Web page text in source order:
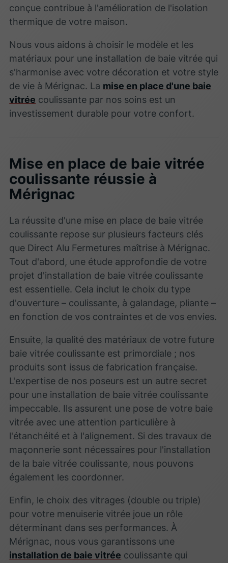
conçue contribue à l'amélioration de l'isolation
thermique de votre maison.
Nous vous aidons à choisir le modèle et les
matériaux pour une installation de baie vitrée qui
s'harmonise avec votre décoration et votre style
de vie à Mérignac. La mise en place d'une baie
vitrée coulissante par nos soins est un
investissement durable pour votre confort.
Mise en place de baie vitrée
coulissante réussie à
Mérignac
La réussite d'une mise en place de baie vitrée
coulissante repose sur plusieurs facteurs clés
que Direct Alu Fermetures maîtrise à Mérignac.
Tout d'abord, une étude approfondie de votre
projet d'installation de baie vitrée coulissante
est essentielle. Cela inclut le choix du type
d'ouverture – coulissante, à galandage, pliante –
en fonction de vos contraintes et de vos envies.
Ensuite, la qualité des matériaux de votre future
baie vitrée coulissante est primordiale ; nos
produits sont issus de fabrication française.
L'expertise de nos poseurs est un autre secret
pour une installation de baie vitrée coulissante
impeccable. Ils assurent une pose de votre baie
vitrée avec une attention particulière à
l'étanchéité et à l'alignement. Si des travaux de
maçonnerie sont nécessaires pour l'installation
de la baie vitrée coulissante, nous pouvons
également les coordonner.
Enfin, le choix des vitrages (double ou triple)
pour votre menuiserie vitrée joue un rôle
déterminant dans ses performances. À
Mérignac, nous vous garantissons une
installation de baie vitrée coulissante qui